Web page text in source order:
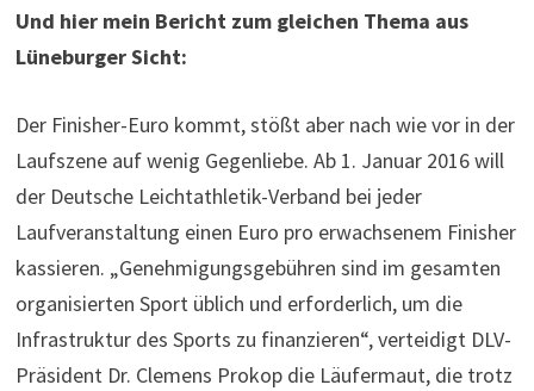
Und hier mein Bericht zum gleichen Thema aus
Lüneburger Sicht:
Der Finisher-Euro kommt, stößt aber nach wie vor in der
Laufszene auf wenig Gegenliebe. Ab 1. Januar 2016 will
der Deutsche Leichtathletik-Verband bei jeder
Laufveranstaltung einen Euro pro erwachsenem Finisher
kassieren. „Genehmigungsgebühren sind im gesamten
organisierten Sport üblich und erforderlich, um die
Infrastruktur des Sports zu finanzieren“, verteidigt DLV-
Präsident Dr. Clemens Prokop die Läufermaut, die trotz